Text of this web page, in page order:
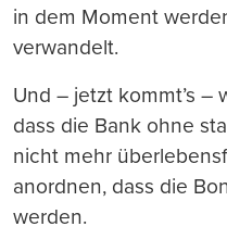
in dem Moment
verwandelt.
Und – jetzt kommt’s –
dass die Bank ohne
nicht mehr
anordnen, dass die
werden.